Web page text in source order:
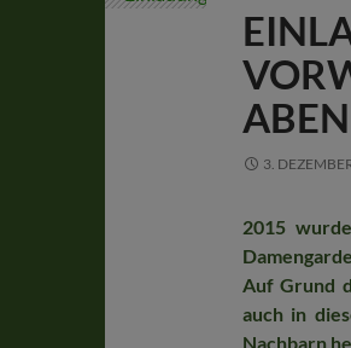
3.
2015
Auf Grund
auch in
Nachbarn